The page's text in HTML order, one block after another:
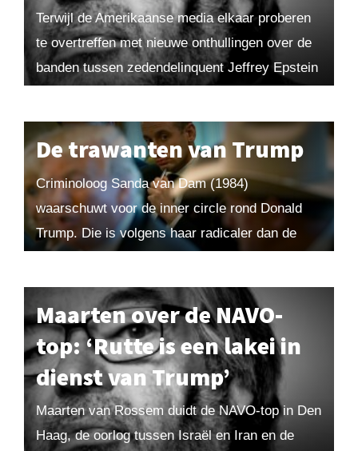
Terwijl de Amerikaanse media elkaar proberen
te overtreffen met nieuwe onthullingen over de
banden tussen zedendelinquent Jeffrey Epstein
De trawanten van Trump
Criminoloog Sanda van Dam (1984)
waarschuwt voor de inner circle rond Donald
Trump. Die is volgens haar radicaler dan de
Maarten over de NAVO-
top: ‘Rutte is een lakei in
dienst van Trump’
Maarten van Rossem duidt de NAVO-top in Den
Haag, de oorlog tussen Israël en Iran en de